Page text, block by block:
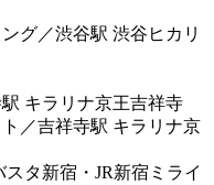
グ／渋谷駅 渋谷ヒカリ
キラリナ京王吉祥寺
／吉祥寺駅 キラリナ京
タ新宿・JR新宿ミライ